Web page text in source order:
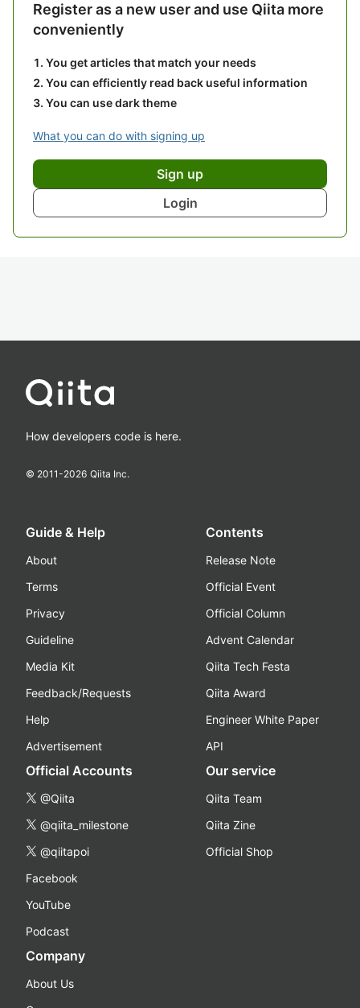
Register as a new user and use Qiita more
conveniently
You get articles that match your needs
You can efficiently read back useful information
You can use dark theme
What you can do with signing up
Sign up
Login
How developers code is here.
© 2011-2026 Qiita Inc.
Guide & Help
About
Terms
Privacy
Guideline
Media Kit
Feedback/Requests
Help
Advertisement
Contents
Release Note
Official Event
Official Column
Advent Calendar
Qiita Tech Festa
Qiita Award
Engineer White Paper
API
Official Accounts
@Qiita
@qiita_milestone
@qiitapoi
Facebook
YouTube
Podcast
Our service
Qiita Team
Qiita Zine
Official Shop
Company
About Us